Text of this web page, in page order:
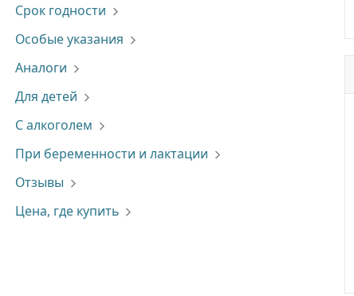
Срок годности
Особые указания
Аналоги
Для детей
С алкоголем
При беременности и лактации
Отзывы
Цена, где купить